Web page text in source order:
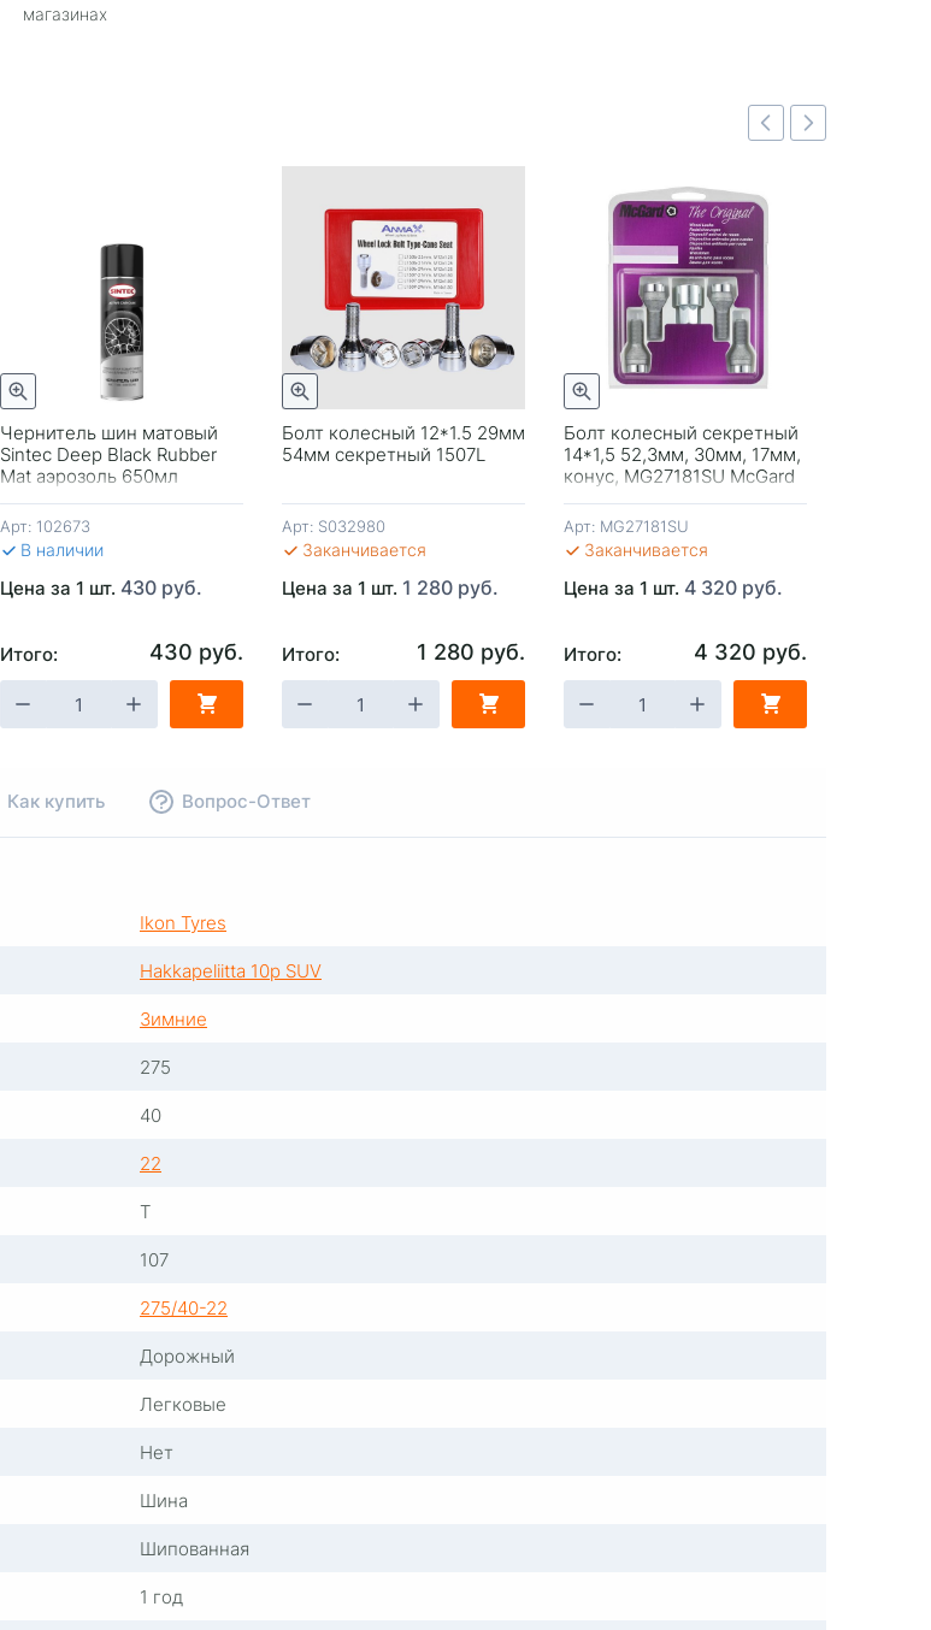
магазинах
Чернитель шин матовый
Sintec Deep Black Rubber
Mat аэрозоль 650мл
Арт: 102673
В наличии
Цена за 1 шт. 430 руб.
Итого: 430 руб.
Болт колесный 12*1.5 29мм
54мм секретный 1507L
Арт: S032980
Заканчивается
Цена за 1 шт. 1 280 руб.
Итого: 1 280 руб.
Болт колесный секретный
14*1,5 52,3мм, 30мм, 17мм,
конус, MG27181SU McGard
Арт: MG27181SU
Заканчивается
Цена за 1 шт. 4 320 руб.
Итого: 4 320 руб.
+ В КОРЗИНУ
Быстрый просмотр
- + В КОРЗИНУ - + В КОРЗИНУ
Быстрый просмотр
-
Как купить Вопрос-Ответ
Ikon Tyres
Hakkapeliitta 10p SUV
Зимние
275
40
22
T
107
275/40-22
Дорожный
Легковые
Нет
Шина
Шипованная
1 год